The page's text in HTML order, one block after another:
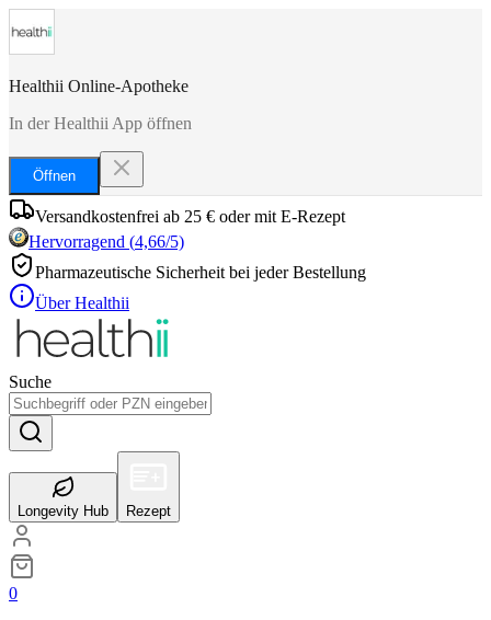
Healthii Online-Apotheke
In der Healthii App öffnen
Öffnen
Versandkostenfrei ab 25 € oder mit E-Rezept
Hervorragend (4,66/5)
Pharmazeutische Sicherheit bei jeder Bestellung
Über Healthii
Suche
Longevity Hub Rezept
0